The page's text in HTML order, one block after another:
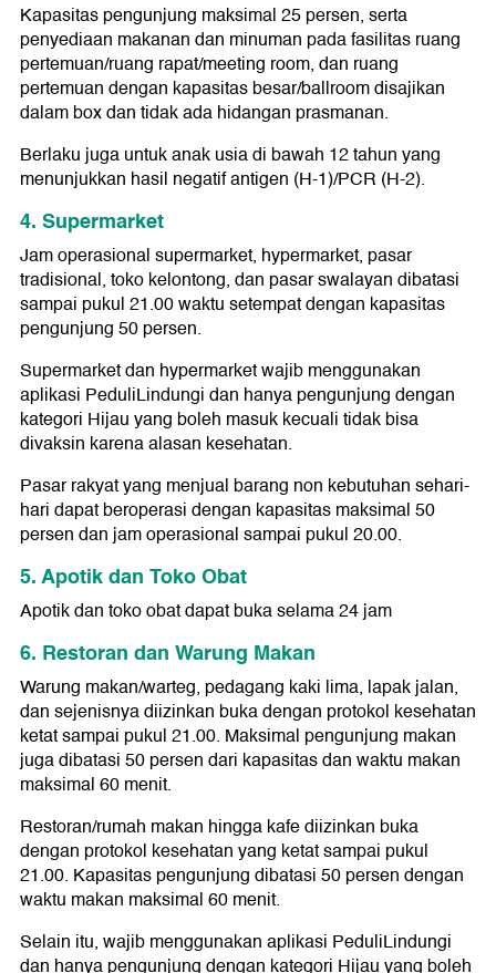
Kapasitas pengunjung maksimal 25 persen, serta
penyediaan makanan dan minuman pada fasilitas ruang
pertemuan/ruang rapat/meeting room, dan ruang
pertemuan dengan kapasitas besar/ballroom disajikan
dalam box dan tidak ada hidangan prasmanan.
Berlaku juga untuk anak usia di bawah 12 tahun yang
menunjukkan hasil negatif antigen (H-1)/PCR (H-2).
4. Supermarket
Jam operasional supermarket, hypermarket, pasar
tradisional, toko kelontong, dan pasar swalayan dibatasi
sampai pukul 21.00 waktu setempat dengan kapasitas
pengunjung 50 persen.
Supermarket dan hypermarket wajib menggunakan
aplikasi PeduliLindungi dan hanya pengunjung dengan
kategori Hijau yang boleh masuk kecuali tidak bisa
divaksin karena alasan kesehatan.
Pasar rakyat yang menjual barang non kebutuhan sehari-
hari dapat beroperasi dengan kapasitas maksimal 50
persen dan jam operasional sampai pukul 20.00.
5. Apotik dan Toko Obat
Apotik dan toko obat dapat buka selama 24 jam
6. Restoran dan Warung Makan
Warung makan/warteg, pedagang kaki lima, lapak jalan,
dan sejenisnya diizinkan buka dengan protokol kesehatan
ketat sampai pukul 21.00. Maksimal pengunjung makan
juga dibatasi 50 persen dari kapasitas dan waktu makan
maksimal 60 menit.
Restoran/rumah makan hingga kafe diizinkan buka
dengan protokol kesehatan yang ketat sampai pukul
21.00. Kapasitas pengunjung dibatasi 50 persen dengan
waktu makan maksimal 60 menit.
Selain itu, wajib menggunakan aplikasi PeduliLindungi
dan hanya pengunjung dengan kategori Hijau yang boleh